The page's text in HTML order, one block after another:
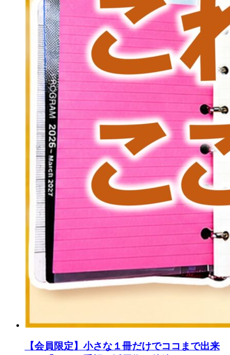
【会員限定】小さな１冊だけでココまで出来